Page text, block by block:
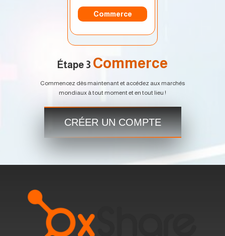
Commerce
Étape 3 Commerce
Commencez dès maintenant et accédez aux marchés
mondiaux à tout moment et en tout lieu !
CRÉER UN COMPTE